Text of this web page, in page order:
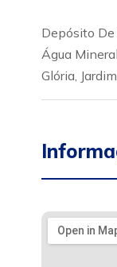
Depósito De
Água
Glória,